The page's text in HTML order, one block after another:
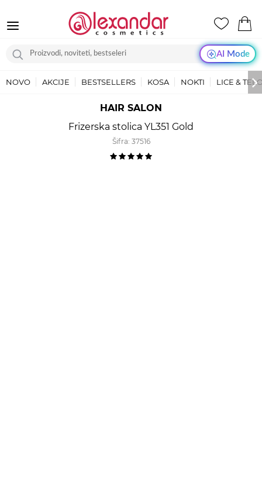
AI Mode
NOVO AKCIJE BESTSELLERS KOSA NOKTI LICE &
HAIR SALON
Frizerska stolica YL351 Gold
Šifra: 37516